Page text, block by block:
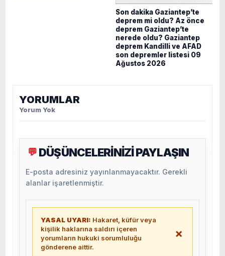
Son dakika Gaziantep’te
deprem mi oldu? Az önce
deprem Gaziantep’te
nerede oldu? Gaziantep
deprem Kandilli ve AFAD
son depremler listesi 09
Ağustos 2026
YORUMLAR
Yorum Yok
💬 DÜŞÜNCELERİNİZİ PAYLAŞIN
E-posta adresiniz yayınlanmayacaktır. Gerekli
alanlar işaretlenmiştir.
YASAL UYARI: Hakaret, küfür veya
kişilik haklarına saldırı içeren
yorumların hukuki sorumluluğu
gönderene aittir.
×